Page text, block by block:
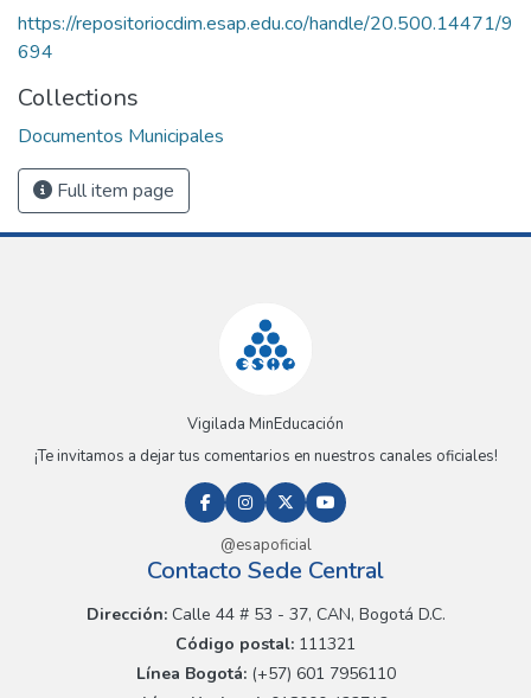
https://repositoriocdim.esap.edu.co/handle/20.500.14471/9
694
Collections
Documentos Municipales
Full item page
Vigilada MinEducación
¡Te invitamos a dejar tus comentarios en nuestros canales oficiales!
@esapoficial
Contacto Sede Central
Dirección:Calle 44 # 53 - 37, CAN, Bogotá D.C.
Código postal: 111321
Línea Bogotá:(+57) 601 7956110